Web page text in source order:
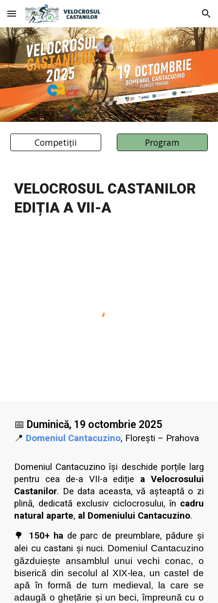
Skip to main content Skip to navigation
Competiții Program
VELOCROSUL CASTANILOR
EDIȚIA A VII-A
📅 Duminică, 19 octombrie 2025
📍 Domeniul Cantacuzino, Florești – Prahova
Domeniul Cantacuzino își deschide porțile larg
pentru cea de-a VII-a ediție a Velocrosului
Castanilor. De data aceasta, vă așteaptă o zi
plină, dedicată exclusiv ciclocrosului, în cadru
natural aparte, al Domeniului Cantacuzino.
🌳 150+ hade parc de preumblare, pădure și
alei cu castani și nuci. Domeniul Cantacuzino
găzduiește ansamblul unui vechi conac, o
biserică din secolul al XIX-lea, un castel de
apă în formă de turn medieval, la care se
adaugă o ghețărie și un beci, împreună cu o